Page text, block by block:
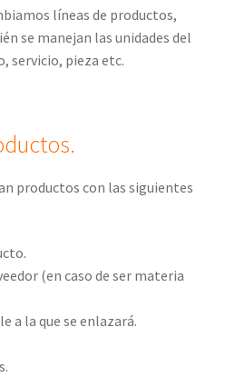
líneas de productos,
se manejan las unidades del
servicio, pieza etc.
productos con las siguientes
(en caso de ser materia
a la que se enlazará.